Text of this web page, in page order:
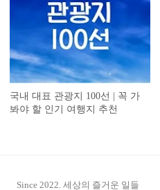
국내 대표 관광지 100선 | 꼭 가
봐야 할 인기 여행지 추천
Since 2022. 세상의 즐거운 일들